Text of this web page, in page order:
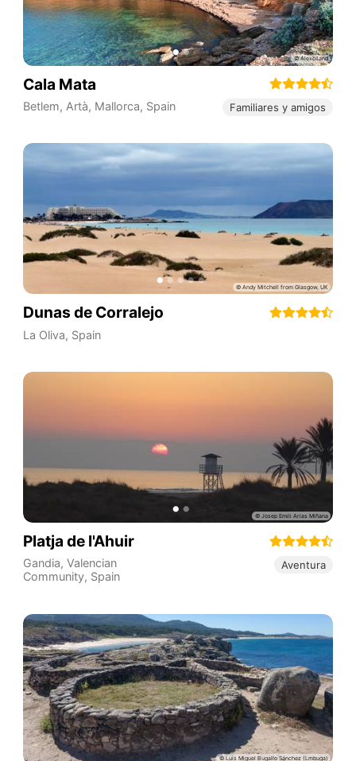
Cala Mata
Betlem, Artà, Mallorca, Spain Familiares y amigos
Dunas de Corralejo
La Oliva, Spain
Platja de l'Ahuir
Gandia, Valencian
Community, Spain
Aventura